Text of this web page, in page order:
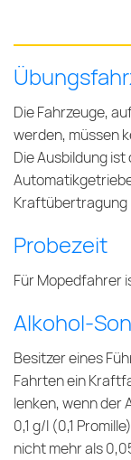
Die Fahrzeuge,
werden, müssen
Die Ausbildung
Kraftübertragung
Probezeit
Für Mopedfahrer
Alkohol-
Besitzer eines
Fahrten ein
lenken, wenn der
0,1 g/l (0,1
nicht mehr als